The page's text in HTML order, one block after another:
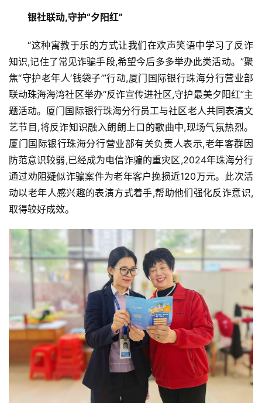
专
题
汽
车
·
新
能
源
银社联动,守护“夕阳红”
“这种寓教于乐的方式让我们在欢声笑语中学习了反诈
知识,记住了常见诈骗手段,希望今后多多举办此类活动。”聚
焦“守护老年人‘钱袋子’”行动,厦门国际银行珠海分行营业部
联动珠海海湾社区举办“反诈宣传进社区,守护最美夕阳红”主
题活动。厦门国际银行珠海分行员工与社区老人共同表演文
艺节目,将反诈知识融入朗朗上口的歌曲中,现场气氛热烈。
厦门国际银行珠海分行营业部有关负责人表示,老年客群因
防范意识较弱,已经成为电信诈骗的重灾区,2024年珠海分行
通过劝阻疑似诈骗案件为老年客户挽损近120万元。此次活
动以老年人感兴趣的表演方式着手,帮助他们强化反诈意识,
取得较好成效。